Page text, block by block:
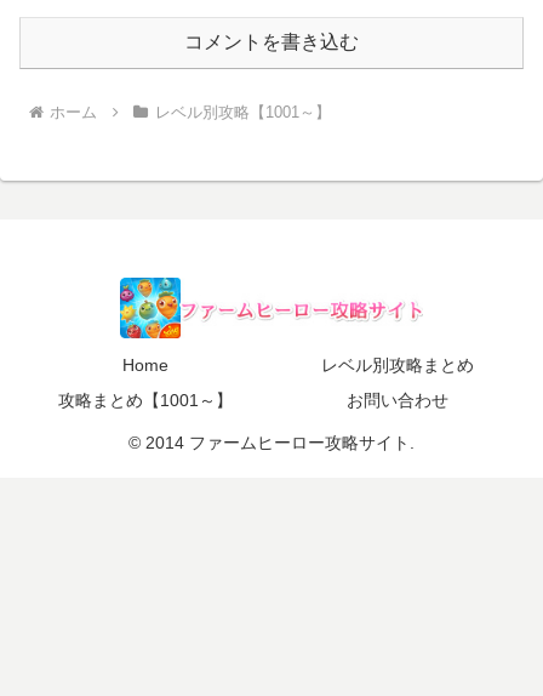
コメントを書き込む
ホーム レベル別攻略【1001～】
Home
レベル別攻略まとめ
攻略まとめ【1001～】
お問い合わせ
© 2014 ファームヒーロー攻略サイト.